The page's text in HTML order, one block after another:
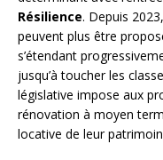
Résilience. Depuis
peuvent plus être
s’étendant
jusqu’à toucher les
législative impose aux
rénovation à moyen
locative de leur